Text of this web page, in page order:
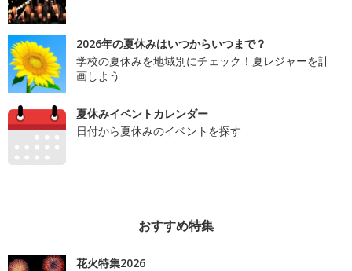
2026年の夏休みはいつからいつまで？
学校の夏休みを地域別にチェック！夏レジャーを計
画しよう
夏休みイベントカレンダー
日付から夏休みのイベントを探す
おすすめ特集
花火特集2026